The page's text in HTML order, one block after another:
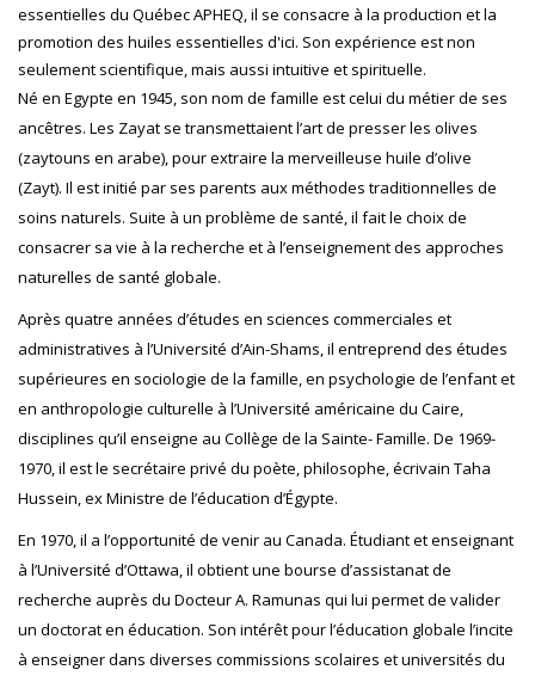
essentielles du Québec APHEQ, il se consacre à la production et la
promotion des huiles essentielles d'ici. Son expérience est non
seulement scientifique, mais aussi intuitive et spirituelle.
Né en Egypte en 1945, son nom de famille est celui du métier de ses
ancêtres. Les Zayat se transmettaient l’art de presser les olives
(zaytouns en arabe), pour extraire la merveilleuse huile d’olive
(Zayt). Il est initié par ses parents aux méthodes traditionnelles de
soins naturels. Suite à un problème de santé, il fait le choix de
consacrer sa vie à la recherche et à l’enseignement des approches
naturelles de santé globale.
Après quatre années d’études en sciences commerciales et
administratives à l’Université d’Ain-Shams, il entreprend des études
supérieures en sociologie de la famille, en psychologie de l’enfant et
en anthropologie culturelle à l’Université américaine du Caire,
disciplines qu’il enseigne au Collège de la Sainte- Famille. De 1969-
1970, il est le secrétaire privé du poète, philosophe, écrivain Taha
Hussein, ex Ministre de l’éducation d’Égypte.
En 1970, il a l’opportunité de venir au Canada. Étudiant et enseignant
à l’Université d’Ottawa, il obtient une bourse d’assistanat de
recherche auprès du Docteur A. Ramunas qui lui permet de valider
un doctorat en éducation. Son intérêt pour l’éducation globale l’incite
à enseigner dans diverses commissions scolaires et universités du